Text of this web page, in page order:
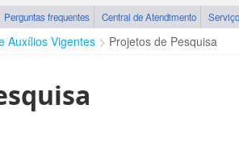
Perguntas frequentes Central de Atendimento
Auxílios Vigentes Projetos de Pesquisa